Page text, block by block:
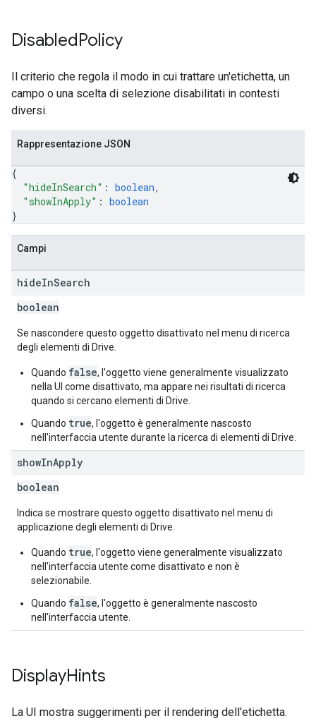
DisabledPolicy
Il criterio che regola il modo in cui trattare un'etichetta, un
campo o una scelta di selezione disabilitati in contesti
diversi.
Rappresentazione JSON
{
"hideInSearch" : boolean,
"showInApply" : boolean
}
Campi
hideInSearch
boolean
Se nascondere questo oggetto disattivato nel menu di ricerca
degli elementi di Drive.
Quando false, l'oggetto viene generalmente visualizzato
nella UI come disattivato, ma appare nei risultati di ricerca
quando si cercano elementi di Drive.
Quando true, l'oggetto è generalmente nascosto
nell'interfaccia utente durante la ricerca di elementi di Drive.
showInApply
boolean
Indica se mostrare questo oggetto disattivato nel menu di
applicazione degli elementi di Drive.
Quando true, l'oggetto viene generalmente visualizzato
nell'interfaccia utente come disattivato e non è
selezionabile.
Quando false, l'oggetto è generalmente nascosto
nell'interfaccia utente.
DisplayHints
La UI mostra suggerimenti per il rendering dell'etichetta.